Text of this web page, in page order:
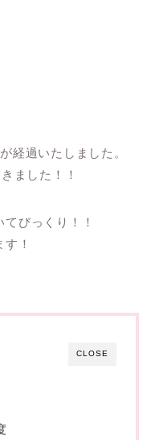
経過いたしました。
ました！！
びっくり！！
！
CLOSE